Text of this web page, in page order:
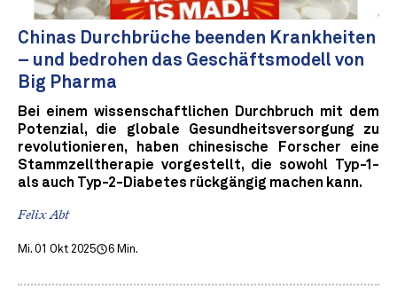
Chinas Durchbrüche beenden Krankheiten
– und bedrohen das Geschäftsmodell von
Big Pharma
Bei einem wissenschaftlichen Durchbruch mit dem
Potenzial, die globale Gesundheitsversorgung zu
revolutionieren, haben chinesische Forscher eine
Stammzelltherapie vorgestellt, die sowohl Typ-1-
als auch Typ-2-Diabetes rückgängig machen kann.
Felix Abt
Mi. 01 Okt 2025 6 Min.